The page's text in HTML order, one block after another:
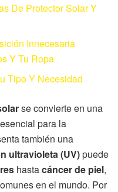
De Protector Solar Y
Innecesaria
Y Tu Ropa
Tipo Y Necesidad
se convierte en una
para la
también una
ultravioleta (UV)puede
hastacáncer de piel,
en el mundo. Por